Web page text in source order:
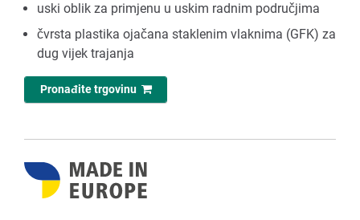
uski oblik za primjenu u uskim radnim područjima
čvrsta plastika ojačana staklenim vlaknima (GFK) za
dug vijek trajanja
Pronađite trgovinu